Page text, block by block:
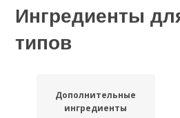
Ингредиенты
типов
Дополнительные
ингредиенты